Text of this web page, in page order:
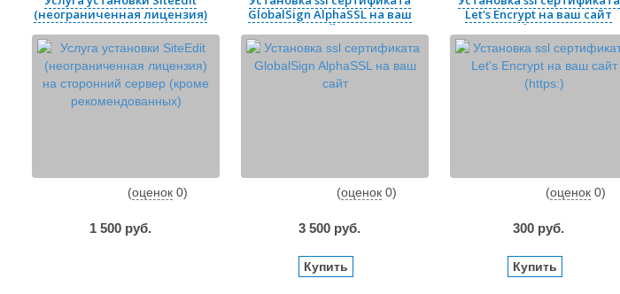
(неограниченная лицензия)
на ...
(оценок 0)
1 500 руб.
GlobalSign AlphaSSL на ваш
сайт
(оценок 0)
3 500 руб.
Купить
Let's Encrypt на ваш сайт
(https:)
(оценок 0)
300 руб.
Купить